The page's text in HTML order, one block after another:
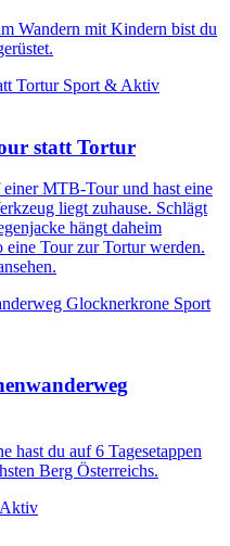
Wandern mit Kindern bist du
Sport & Aktiv
statt Tortur
MTB-Tour und hast eine
liegt zuhause. Schlägt
hängt daheim
eine Tour zur Tortur werden.
Sport
hast du auf 6 Tagesetappen
Berg Österreichs.